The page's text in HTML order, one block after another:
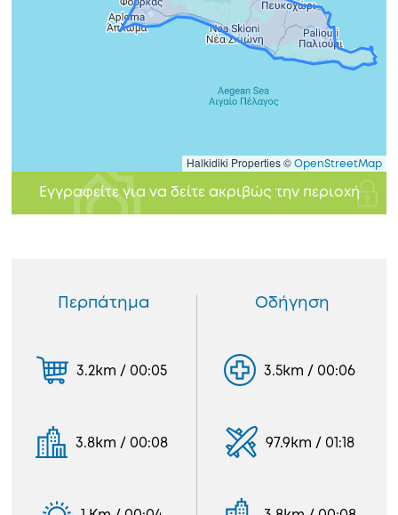
Halkidiki Properties © OpenStreetMap
Εγγραφείτε για να δείτε ακριβώς την περιοχή
Περπάτημα
3.2km / 00:05
3.8km / 00:08
Οδήγηση
3.5km / 00:06
97.9km / 01:18